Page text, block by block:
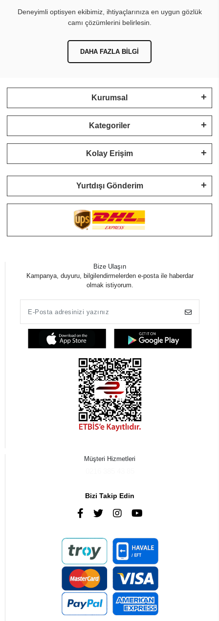
Deneyimli optisyen ekibimiz, ihtiyaçlarınıza en uygun gözlük
camı çözümlerini belirlesin.
DAHA FAZLA BILGI
Kurumsal
Kategoriler
Kolay Erişim
Yurtdışı Gönderim
Bize Ulaşın
Kampanya, duyuru, bilgilendirmelerden e-posta ile haberdar
olmak istiyorum.
Müşteri Hizmetleri
Bizi Takip Edin